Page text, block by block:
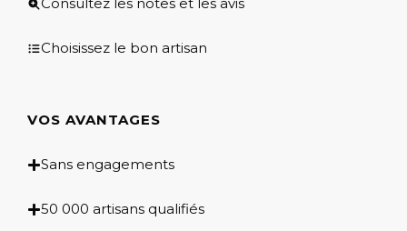
Consultez les notes et les avis
Choisissez le bon artisan
VOS AVANTAGES
Sans engagements
50 000 artisans qualifiés